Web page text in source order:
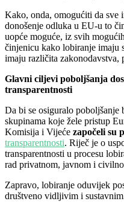
Kako, onda, omogućiti da sve
donošenje odluka u EU-u to
uopće moguće, iz svih
činjenicu kako lobiranje imaju
imaju različita zakonodavstva,
Glavni ciljevi poboljšanja
transparentnosti
Da bi se osiguralo poboljšanje
skupinama koje žele pristup
Komisija i Vijeće započeli su
transparentnosti. Riječ je o
transparentnosti u procesu
rad privatnom, javnom i
Zapravo, lobiranje oduvijek
društveno vidljivim i